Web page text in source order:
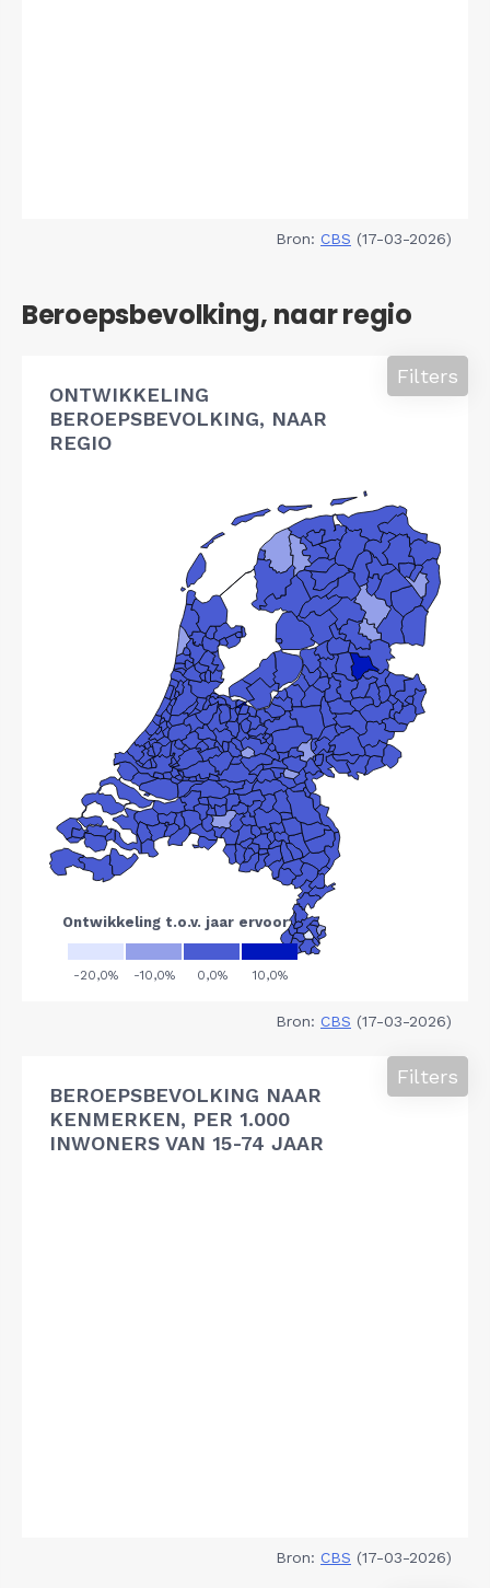
Bron: CBS (17-03-2026)
Beroepsbevolking, naar regio
ONTWIKKELING
BEROEPSBEVOLKING, NAAR
REGIO
Filters
Bron: CBS (17-03-2026)
BEROEPSBEVOLKING NAAR
KENMERKEN, PER 1.000
INWONERS VAN 15-74 JAAR
Filters
Bron: CBS (17-03-2026)